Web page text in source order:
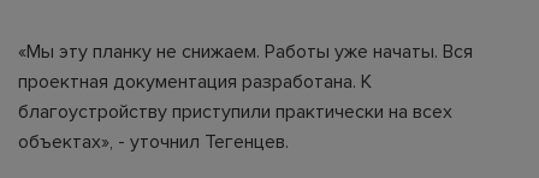
«Мы эту планку не снижаем. Работы уже начаты. Вся
проектная документация разработана. К
благоустройству приступили практически на всех
объектах», - уточнил Тегенцев.